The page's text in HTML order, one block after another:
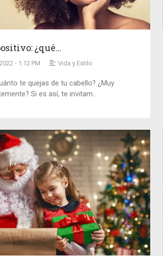
¿qué...
- 1:12 PM Vida y Estilo
te quejas de tu cabello? ¿Muy
Si es así, te invitam...